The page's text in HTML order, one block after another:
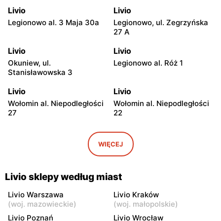
Livio
Legionowo al. 3 Maja 30a
Livio
Legionowo, ul. Zegrzyńska
27 A
Livio
Okuniew, ul.
Stanisławowska 3
Livio
Legionowo al. Róż 1
Livio
Wołomin al. Niepodległości
27
Livio
Wołomin al. Niepodległości
22
Otwock, ul. Warszawska
Livio
Otwock, ul. Wawerska 10
Livio
Wołomin, ul. Szosa
Jadowska 14B
Livio
Batorego 34
Livio Livio
WIĘCEJ
Livio sklepy według miast
Livio Warszawa
(woj. mazowieckie)
Livio Kraków
(woj. małopolskie)
Livio Poznań
Livio Wrocław